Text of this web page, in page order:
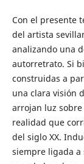
Con el presente
del artista
analizando una
autorretrato. Si
construidas a
una clara visión
arrojan luz
realidad que
del siglo XX.
siempre ligada a